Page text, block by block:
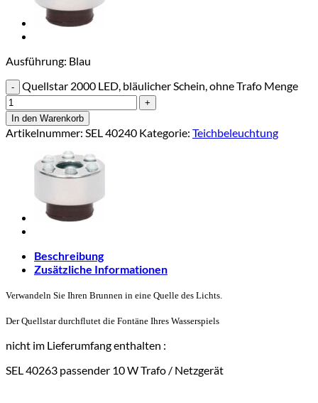
Ausführung: Blau
Quellstar 2000 LED, bläulicher Schein, ohne Trafo Menge
In den Warenkorb
Artikelnummer: SEL 40240 Kategorie: Teichbeleuchtung
Beschreibung
Zusätzliche Informationen
Verwandeln Sie Ihren Brunnen in eine Quelle des Lichts.
Der Quellstar durchflutet die Fontäne Ihres Wasserspiels
nicht im Lieferumfang enthalten :
SEL 40263 passender 10 W Trafo / Netzgerät